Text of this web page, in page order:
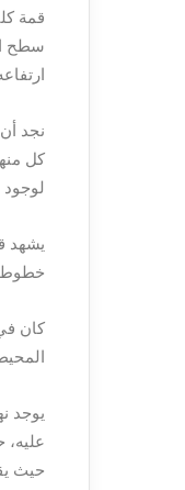
سطح
ارتفاعه إلى 12782
نجد
يشهد
خطوط الثلج حوالي
كان
يوجد
حيث